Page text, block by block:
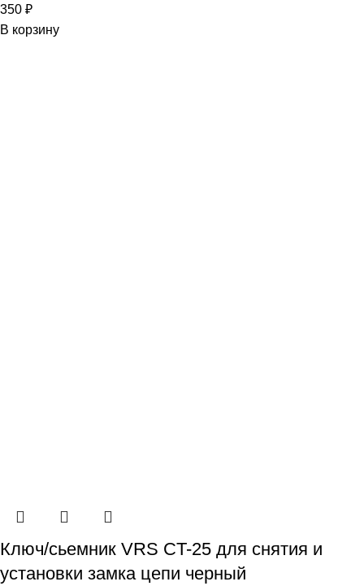
350 ₽
В корзину
Ключ/сьемник VRS CT-25 для снятия и
установки замка цепи черный